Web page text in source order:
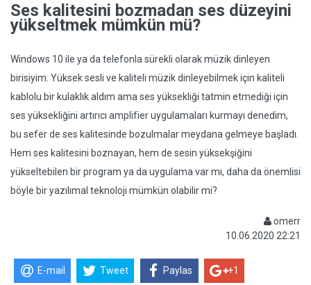
Ses kalitesini bozmadan ses düzeyini
yükseltmek mümkün mü?
Windows 10 ile ya da telefonla sürekli olarak müzik dinleyen
birisiyim. Yüksek sesli ve kaliteli müzik dinleyebilmek için kaliteli
kablolu bir kulaklık aldım ama ses yüksekliği tatmin etmediği için
ses yüksekliğini artırıcı amplifier uygulamaları kurmayı denedim,
bu sefer de ses kalitesinde bozulmalar meydana gelmeye başladı.
Hem ses kalitesini boznayan, hem de sesin yüksekşiğini
yükseltebilen bir program ya da uygulama var mı, daha da önemlisi
böyle bir yazılımal teknoloji mümkün olabilir mi?
omerr
10.06.2020 22:21
E-mail Tweet Paylas +1